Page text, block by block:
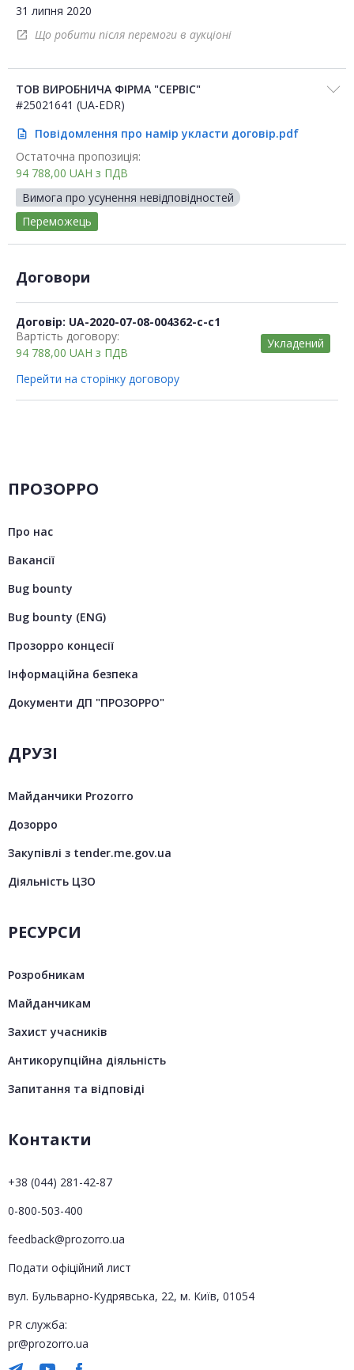
31 липня 2020
open_in_new Що робити після перемоги в аукціоні
ТОВ ВИРОБНИЧА ФІРМА "СЕРВІС"
#25021641 (UA-EDR)
description
Повідомлення про намір укласти договір.pdf
Остаточна пропозиція:
94 788,00 UAH з ПДВ
Вимога про усунення невідповідностей
Переможець
Договори
Договір: UA-2020-07-08-004362-c-c1
Вартість договору:
94 788,00 UAH з ПДВ
Укладений
Перейти на сторінку договору
ПРОЗОРРО
Про нас
Вакансії
Bug bounty
Bug bounty (ENG)
Прозорро концесії
Інформаційна безпека
Документи ДП "ПРОЗОРРО"
ДРУЗІ
Майданчики Prozorro
Дозорро
Закупівлі з tender.me.gov.ua
Діяльність ЦЗО
РЕСУРСИ
Розробникам
Майданчикам
Захист учасників
Антикорупційна діяльність
Запитання та відповіді
Контакти
+38 (044) 281-42-87
0-800-503-400
feedback@prozorro.ua
Подати офіційний лист
вул. Бульварно-Кудрявська, 22, м. Київ, 01054
PR служба:
pr@prozorro.ua